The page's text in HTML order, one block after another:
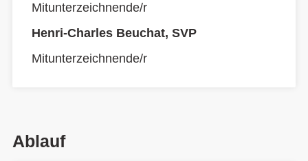
Mitunterzeichnende/r
Henri-Charles Beuchat, SVP
Mitunterzeichnende/r
Ablauf